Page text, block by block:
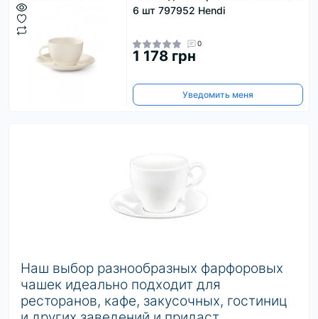
6 шт 797952 Hendi
0
1 178 грн
Уведомить меня
Наш выбор разнообразных фарфоровых
чашек идеально подходит для
ресторанов, кафе, закусочных, гостиниц